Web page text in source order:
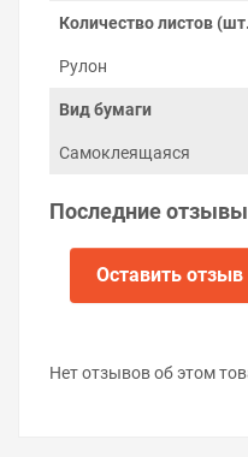
Количество листов
Рулон
Вид бумаги
Самоклеящаяся
Последние отзывы
Оставить отзыв
Нет отзывов об этом